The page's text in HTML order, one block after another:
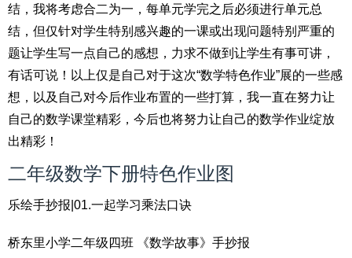
结，我将考虑合二为一，每单元学完之后必须进行单元总
结，但仅针对学生特别感兴趣的一课或出现问题特别严重的
题让学生写一点自己的感想，力求不做到让学生有事可讲，
有话可说！以上仅是自己对于这次“数学特色作业”展的一些感
想，以及自己对今后作业布置的一些打算，我一直在努力让
自己的数学课堂精彩，今后也将努力让自己的数学作业绽放
出精彩！
二年级数学下册特色作业图
乐绘手抄报|01.一起学习乘法口诀
桥东里小学二年级四班 《数学故事》手抄报